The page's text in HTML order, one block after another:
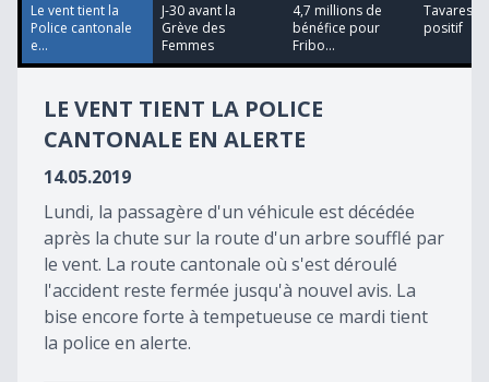
36
seconds
Le vent tient la
Police cantonale
e...
J-30 avant la
Grève des
Femmes
4,7 millions de
bénéfice pour
Fribo...
Tavares
positif
LE VENT TIENT LA POLICE
CANTONALE EN ALERTE
14.05.2019
Lundi, la passagère d'un véhicule est décédée
après la chute sur la route d'un arbre soufflé par
le vent. La route cantonale où s'est déroulé
l'accident reste fermée jusqu'à nouvel avis. La
bise encore forte à tempetueuse ce mardi tient
la police en alerte.